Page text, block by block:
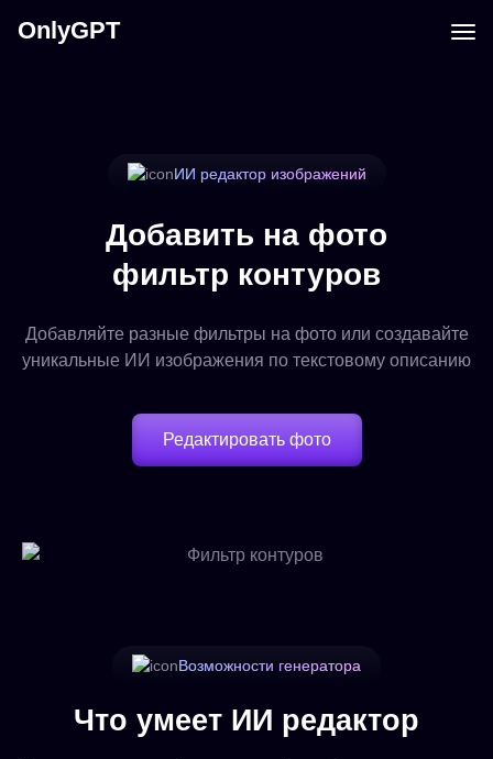
OnlyGPT
ИИ редактор изображений
Добавить на фото
фильтр контуров
Добавляйте разные фильтры на фото или создавайте
уникальные ИИ изображения по текстовому описанию
Редактировать фото
Возможности генератора
Что умеет ИИ редактор